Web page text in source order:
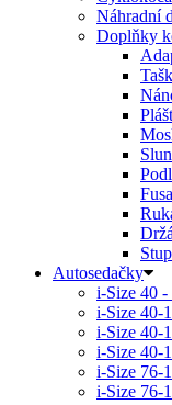
Náhradní
Doplňky
Autosedačky
i-Size 40 -
i-Size 40-
i-Size 40-
i-Size 40-
i-Size 76-
i-Size 76-